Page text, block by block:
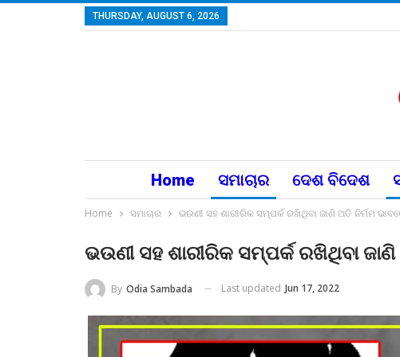
THURSDAY, AUGUST 6, 2026
Home ସମାଚାର ଦେଶ ବିଦେଶ
Home ସମାଚାର ଭଉଣୀ ସହ ଶାରୀରିକ ସମ୍ପର୍କ ରଖିଥିବା ଜାଣି ଅତି ନିର୍ମମ
ଭଉଣୀ ସହ ଶାରୀରିକ ସମ୍ପର୍କ ରଖିଥିବା
By Odia Sambada Last updated Jun 17, 2022